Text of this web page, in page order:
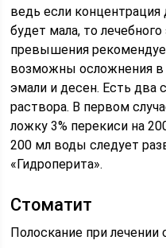
ведь если
будет мала, то
превышения
возможны осложнения в
эмали и десен. Есть два
раствора. В первом
ложку 3% перекиси на
200 мл воды следует
«Гидроперита».
Стоматит
Полоскание при лечении